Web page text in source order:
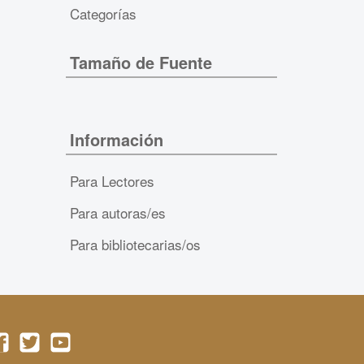
Categorías
Tamaño de Fuente
Información
Para Lectores
Para autoras/es
Para bibliotecarias/os